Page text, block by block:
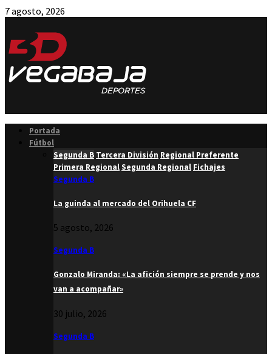
7 agosto, 2026
Portada
Fútbol
Segunda B Tercera División Regional Preferente
Primera RegionalSegunda Regional Fichajes
Segunda B
La guinda al mercado del Orihuela CF
5 agosto, 2026
Segunda B
Gonzalo Miranda: «La afición siempre se prende y nos
van a acompañar»
30 julio, 2026
Segunda B